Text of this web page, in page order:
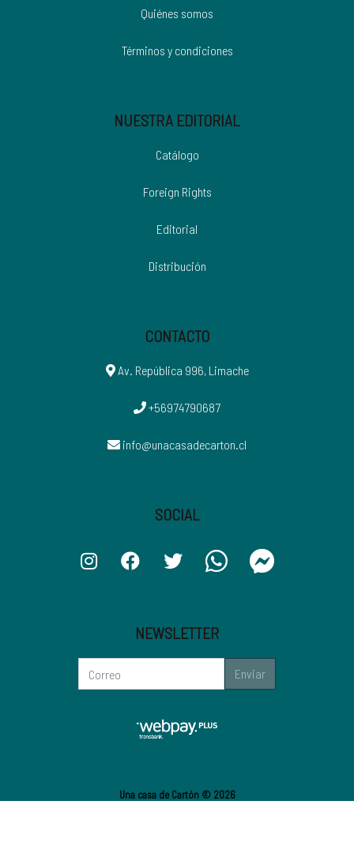
Quiénes somos
Términos y condiciones
NUESTRA EDITORIAL
Catálogo
Foreign Rights
Editorial
Distribución
CONTACTO
Av. República 996, Limache
+56974790687
info@unacasadecarton.cl
SOCIAL
NEWSLETTER
Enviar
Una casa de Cartón © 2026